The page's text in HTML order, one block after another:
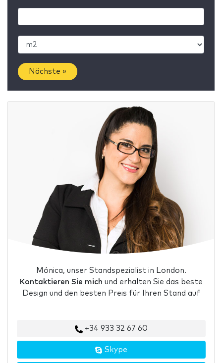
Nächste »
Mónica, unser Standspezialist in London.
Kontaktieren Sie mich und erhalten Sie das beste
Design und den besten Preis für Ihren Stand auf
+34 933 32 67 60
Skype